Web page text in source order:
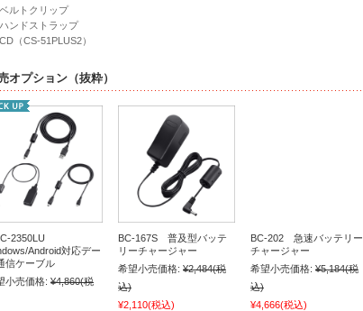
ベルトクリップ
ハンドストラップ
CD（CS-51PLUS2）
オプション（抜粋）
2350LU
Android対応デー
信ケーブル
小売価格: ¥4,860(税
BC-167S 普及型バッテ
リーチャージャー
希望小売価格: ¥2,484(税
込)
¥2,110(税込)
BC-202 急速バッテリー
チャージャー
希望小売価格: ¥5,184(税
込)
¥4,666(税込)